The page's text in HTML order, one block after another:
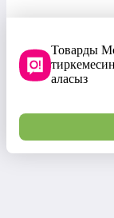
Товарды
аласыз